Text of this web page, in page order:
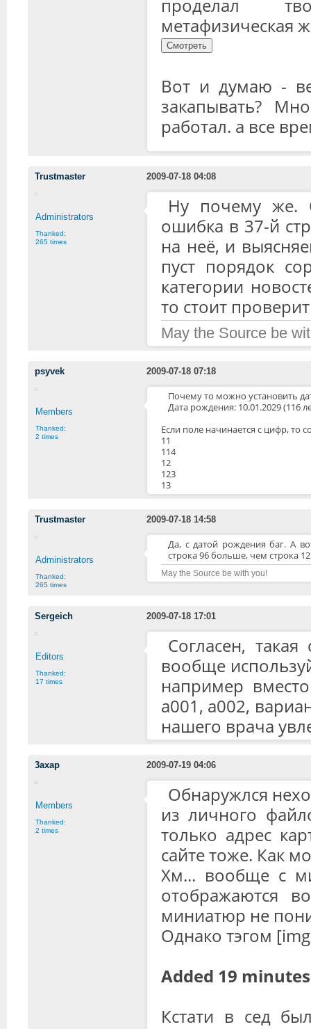
проделал
метафизическая
Вот и думаю -
закапывать?
работал. а все
Trustmaster 2009-07-18 04:08
Administrators
Thanked:
265 times
Ну почему же.
ошибка в 37-й
на неё, и
пуст порядок
категории
то стоит
May the Source be
psyvek 2009-07-18 07:18
Members
Thanked:
2 times
Почему то можно установить
Дата рождения: 10.01.2029 (116
Если поле начинается с цифр, то
11
114
12
123
13
Trustmaster 2009-07-18 14:58
Administrators
Thanked:
265 times
Да, с датой рождения баг. А
строка 96 больше, чем строка
May the Source be with you!
Sergeich 2009-07-18 17:01
Editors
Thanked:
17 times
Согласен,
вообще
например
а001, а002,
нашего врача
3axap 2009-07-19 04:06
Members
Thanked:
2 times
Обнаружлся
из личного
только адрес
сайте тоже. Как
Хм... вообще с
отображаются
миниатюр не
Однако тэгом
Added 19
Кстати в сед